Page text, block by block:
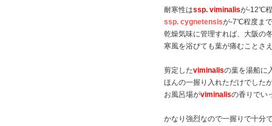
耐寒性はssp. viminalisが-12℃
ssp. cygnetensisが-7℃程度ま
乾燥気味に管理すれば、大阪の
寒風を浴びても葉が痛むことさ
剪定したviminalisの葉を湯船に
ほんの一握り入れただけでした
お風呂場がviminalisの香りでい
かなり強烈なので一握りで十分